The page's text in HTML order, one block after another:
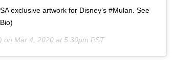
exclusive artwork for Disney’s #Mulan. See
on Mar 4, 2020 at 5:30pm PST